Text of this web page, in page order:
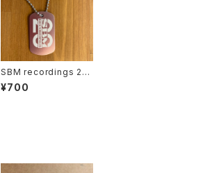
SBM recordings 20t
h ANNIV DOGTAG
¥700